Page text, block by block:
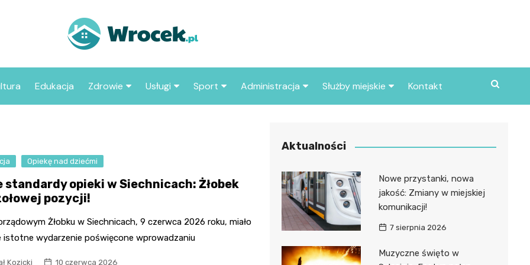
we
Edukacja Zdrowie
Apteka
Usługi
Stacja paliw
Restauracja
Sport
sportowe
Administracja
Urząd miasta
Służby miejskie
Policja
Kontakt
Opiekę nad dziećmi
standardy opieki w Siechnicach: Żłobek
pozycji!
Żłobku w Siechnicach, 9 czerwca 2026 roku, miało
istotne wydarzenie poświęcone wprowadzaniu
Kozicki 10 czerwca 2026
Aktualności
Nowe przystanki, nowa
jakość: Zmiany w miejskiej
komunikacji!
7 sierpnia 2026
Muzyczne święto w